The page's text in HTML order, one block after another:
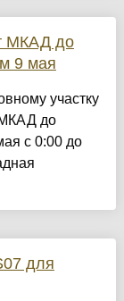
МКАД до
9 мая
участку
до
с 0:00 до
для